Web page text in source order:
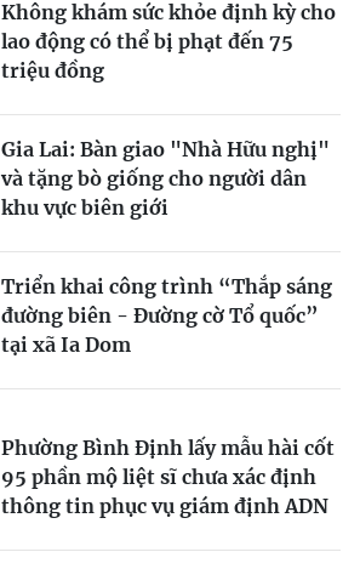
Không khám sức khỏe định kỳ cho
lao động có thể bị phạt đến 75
triệu đồng
Gia Lai: Bàn giao "Nhà Hữu nghị"
và tặng bò giống cho người dân
khu vực biên giới
Triển khai công trình “Thắp sáng
đường biên - Đường cờ Tổ quốc”
tại xã Ia Dom
Phường Bình Định lấy mẫu hài cốt
95 phần mộ liệt sĩ chưa xác định
thông tin phục vụ giám định ADN